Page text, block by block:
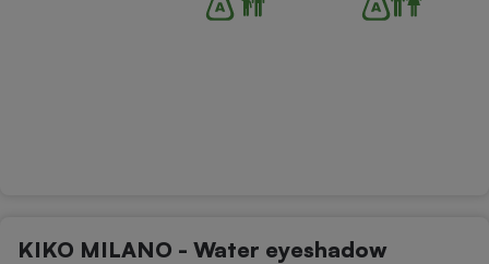
KIKO MILANO - Water eyeshadow